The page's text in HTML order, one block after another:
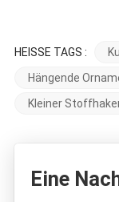
HEISSE TAGS :
Hängende
Kleiner
Eine